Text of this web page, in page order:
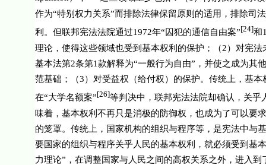
作为“特别权力关系”而排除法律保留原则的适用，排除司
利。但联邦宪法法院通过1972年“囚犯的通信自由案” [24]和
理论，使得这些领域也受到基本权利的保护；（2）对宪法
基本法第2条第1款解释为“一般行为自由”，并使之成为其
范基础；（3）对受益权（给付权）的保护。传统上，基
在“大学名额案” [26]等判决中，联邦宪法法院却确认，关
味着，基本权利不再只是消极的防御权，也成为了可以要
的笼罩。传统上，国家机构的组织与程序等，是宪法中与
要国家的组织与程序关乎人民的基本权利，就必须受到基
力理论”，在调整国家与人民之间的高权关系之外，进入